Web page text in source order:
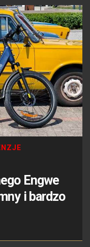
Engwe
i bardzo